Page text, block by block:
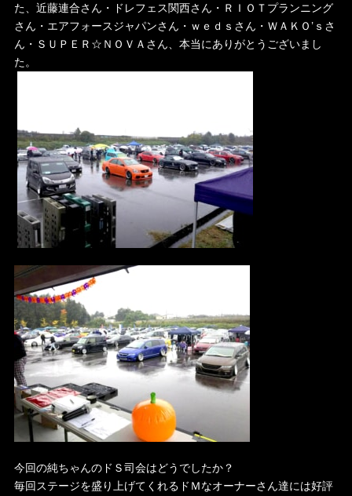
た、近藤連合さん・ドレフェス関西さん・ＲＩＯＴプランニング
さん・エアフォースジャパンさん・ｗｅｄｓさん・ＷＡＫＯ’ｓさ
ん・ＳＵＰＥＲ☆ＮＯＶＡさん、本当にありがとうございまし
た。
今回の純ちゃんのドＳ司会はどうでしたか？
毎回ステージを盛り上げてくれるドＭなオーナーさん達には好評